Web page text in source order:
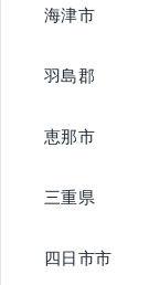
海津市
羽島郡
恵那市
三重県
四日市市